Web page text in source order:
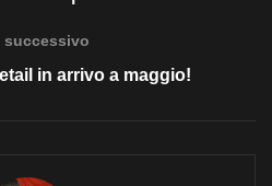
successivo
in arrivo a maggio!